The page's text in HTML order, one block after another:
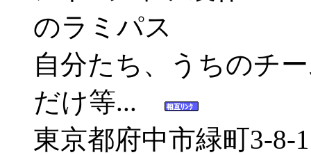
自分たち、うちのチ
だけ等...
東京都府中市緑町3-8-